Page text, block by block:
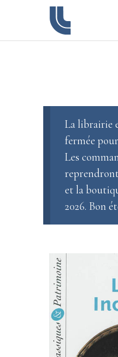
La librairie
fermée
Les
et la
2026. Bon